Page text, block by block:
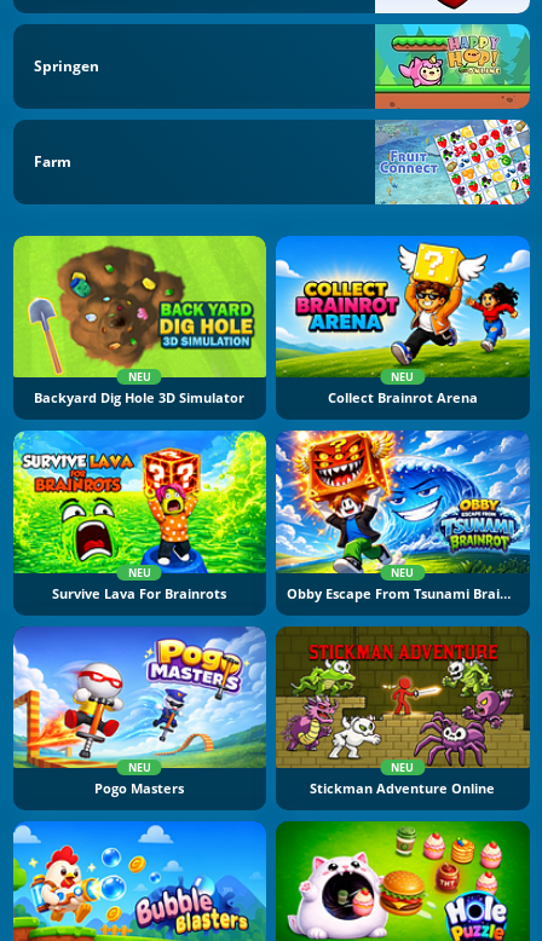
Springen
Farm
NEU
Backyard Dig Hole 3D Simulator
NEU
Collect Brainrot Arena
NEU
Survive Lava For Brainrots
NEU
Obby Escape From Tsunami Brainrot
NEU
Pogo Masters
NEU
Stickman Adventure Online